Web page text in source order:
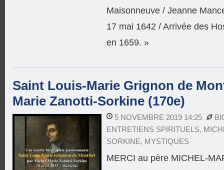
Maisonneuve / Jeanne
17 mai 1642 / Arrivée des
en 1659. »
Saint Louis-Marie Grignon de
Marie Zanotti-Sorkine (170e)
5 NOVEMBRE 2019 14:25
ENTRETIENS SPIRITUELS,
SORKINE, MYSTIQUES
MERCI au père MICHEL-